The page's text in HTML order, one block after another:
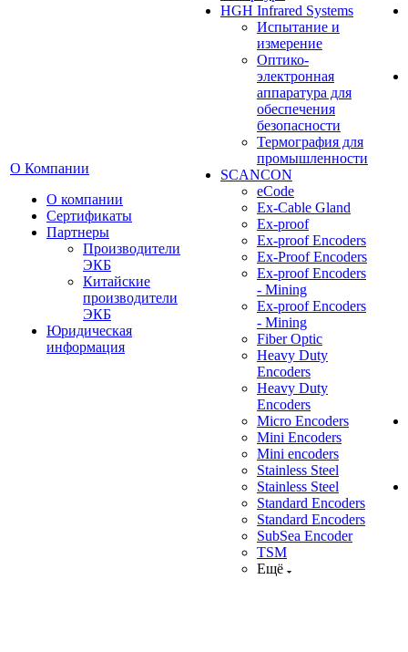
О Компании
О компании
Сертификаты
Партнеры
Производители
ЭКБ
Китайские
производители
ЭКБ
Юридическая
информация
HGH Infrared Systems
Испытание и
измерение
Оптико-
электронная
аппаратура для
обеспечения
безопасности
Термография для
промышленности
SCANCON
eCode
Ex-Cable Gland
Ex-proof
Ex-proof Encoders
Ex-Proof Encoders
Ex-proof Encoders
- Mining
Ex-proof Encoders
- Mining
Fiber Optic
Heavy Duty
Encoders
Heavy Duty
Encoders
Micro Encoders
Mini Encoders
Mini encoders
Stainless Steel
Stainless Steel
Standard Encoders
Standard Encoders
SubSea Encoder
TSM
Ещё